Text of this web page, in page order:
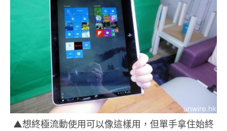
▲想終極流動使用可以像這樣用，但單手拿住始終